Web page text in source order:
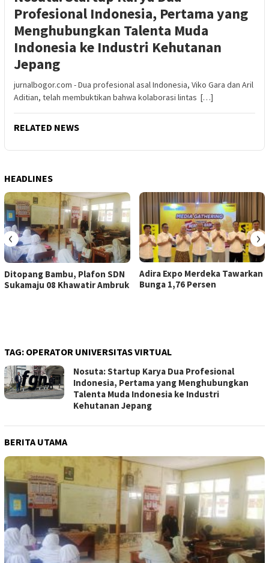
Profesional Indonesia, Pertama yang
Menghubungkan Talenta Muda
Indonesia ke Industri Kehutanan
Jepang
jurnalbogor.com - Dua profesional asal Indonesia, Viko Gara dan Aril
Aditian, telah membuktikan bahwa kolaborasi lintas […]
RELATED NEWS
HEADLINES
Ditopang Bambu, Plafon SDN
Sukamaju 08 Khawatir Ambruk
Adira Expo Merdeka Tawarkan
Bunga 1,76 Persen
‹ ›
TAG: OPERATOR UNIVERSITAS VIRTUAL
Nosuta: Startup Karya Dua Profesional
Indonesia, Pertama yang Menghubungkan
Talenta Muda Indonesia ke Industri
Kehutanan Jepang
BERITA UTAMA